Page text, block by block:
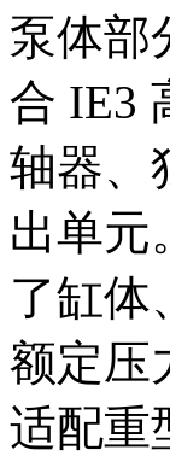
泵体部
合 IE3
轴器、
出单元
了缸体
额定压
适配重